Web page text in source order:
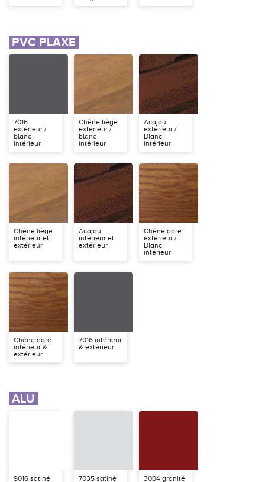
PVC PLAXE
7016
extérieur /
blanc
intérieur
Chêne liège
extérieur /
blanc
intérieur
Acajou
extérieur /
Blanc
intérieur
Chêne liège
intérieur et
extérieur
Acajou
intérieur et
extérieur
Chêne doré
extérieur /
Blanc
intérieur
Chêne doré
intérieur &
extérieur
7016 intérieur
& extérieur
ALU
9016 satiné
7035 satiné
3004 granité